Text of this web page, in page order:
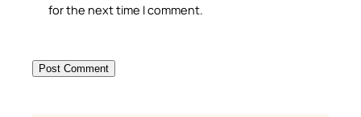
for the next time I comment.